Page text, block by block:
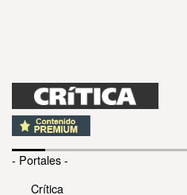
- Portales -
Crítica